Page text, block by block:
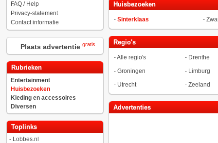
FAQ / Help
Privacy-statement
Contact informatie
Plaats advertentie gratis
Rubrieken
Entertainment
Huisbezoeken
Kleding en accessoires
Diversen
Toplinks
- Lobbes.nl
Huisbezoeken
- Sinterklaas -
Regio's
-Alle regio's - Drenthe
- Groningen - Limburg
- Utrecht - Zeeland
Advertenties